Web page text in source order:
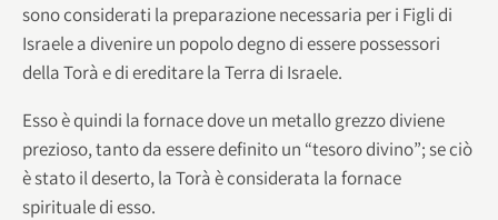
sono considerati la preparazione necessaria per i Figli di
Israele a divenire un popolo degno di essere possessori
della Torà e di ereditare la Terra di Israele.
Esso è quindi la fornace dove un metallo grezzo diviene
prezioso, tanto da essere definito un “tesoro divino”; se ciò
è stato il deserto, la Torà è considerata la fornace
spirituale di esso.